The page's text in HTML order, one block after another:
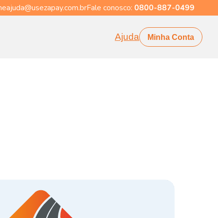
Fale conosco: 0800-887-0499
Ajuda Minha Conta